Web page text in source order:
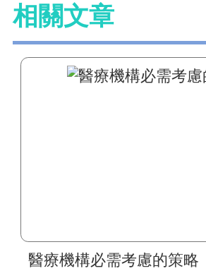
相關文章
醫療機構必需考慮的策略